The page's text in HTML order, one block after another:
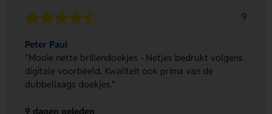
9
Peter Paul
"Mooie nette brillendoekjes - Netjes bedrukt volgens
digitale voorbeeld. Kwaliteit ook prima van de
dubbellaags doekjes."
9 dagen geleden